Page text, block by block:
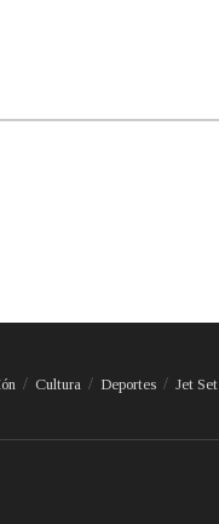
Cultura Deportes Jet Set